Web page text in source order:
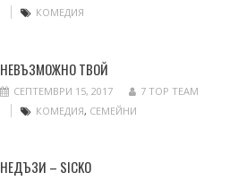
КОМЕДИЯ
НЕВЪЗМОЖНО ТВОЙ
СЕПТЕМВРИ 15, 2017
7 TOP TEAM
КОМЕДИЯ, СЕМЕЙНИ
НЕДЪЗИ – SICKO